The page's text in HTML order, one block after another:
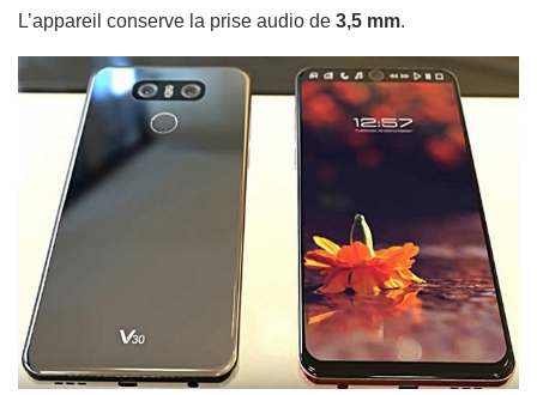
L’appareil conserve la prise audio de 3,5 mm.